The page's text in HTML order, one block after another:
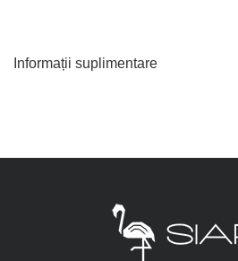
Informații suplimentare